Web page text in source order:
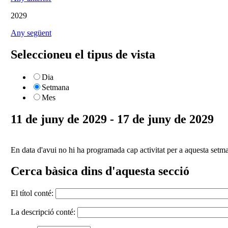
2029
Any següent
Seleccioneu el tipus de vista
Dia
Setmana
Mes
11 de juny de 2029 - 17 de juny de 2029
En data d'avui no hi ha programada cap activitat per a aquesta
Cerca bàsica dins d'aquesta secció
El títol conté:
La descripció conté: